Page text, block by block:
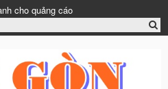
cho quảng cáo